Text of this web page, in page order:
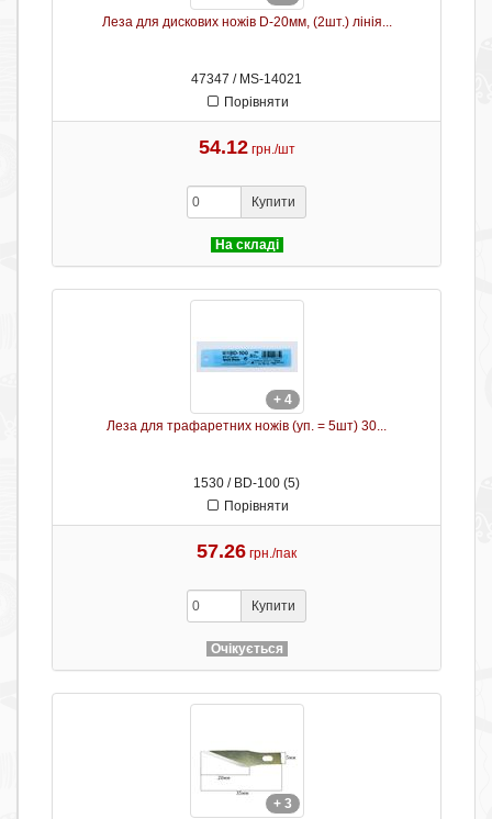
Леза для дискових ножів D-20мм, (2шт.) лінія...
47347 / MS-14021
Порівняти
54.12 грн./шт
Купити
На складі
+ 4
Леза для трафаретних ножів (уп. = 5шт) 30...
1530 / BD-100 (5)
Порівняти
57.26 грн./пак
Купити
Очікується
+ 3